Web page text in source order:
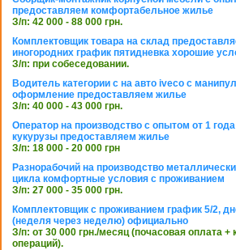
предоставляем комфортабельное жилье
З/п: 42 000 - 88 000 грн.
Комплектовщик товара на склад
иногородних график пятидневка хорошие
З/п: при собеседовании.
Водитель категории с на авто iveco с
оформление предоставляем жилье
З/п: 40 000 - 43 000 грн.
Оператор на производство с опытом от 1
кукурузы предоставляем жилье
З/п: 18 000 - 20 000 грн
Разнорабочий на производство
цикла комфортные условия с проживанием
З/п: 27 000 - 35 000 грн.
Комплектовщик с проживанием график 5/2,
(неделя через неделю) официально
З/п: от 30 000 грн./месяц (почасовая оплата +
операций).